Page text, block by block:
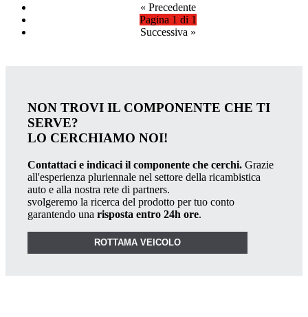
« Precedente
Pagina 1 di 1
Successiva »
NON TROVI IL COMPONENTE CHE TI
SERVE?
LO CERCHIAMO NOI!
Contattaci e indicaci il componente che cerchi. Grazie
all'esperienza pluriennale nel settore della ricambistica
auto e alla nostra rete di partners.
svolgeremo la ricerca del prodotto per tuo conto
garantendo una risposta entro 24h ore.
ROTTAMA VEICOLO